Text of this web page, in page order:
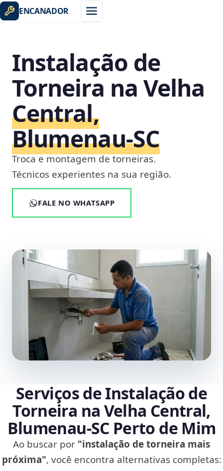
ENCANADOR
Instalação de
Torneira na Velha
Central,
Blumenau‑SC
Troca e montagem de torneiras.
Técnicos experientes na sua região.
FALE NO WHATSAPP
Serviços de Instalação de
Torneira na Velha Central,
Blumenau‑SC Perto de Mim
Ao buscar por "instalação de torneira mais
próxima", você encontra alternativas completas: